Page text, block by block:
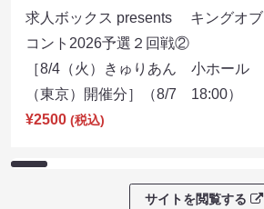
求人ボックス presents キングオブ
コント2026予選２回戦②
［8/4（火）きゅりあん 小ホール
（東京）開催分］（8/7 18:00）
¥2500 (税込)
サイトを閲覧する